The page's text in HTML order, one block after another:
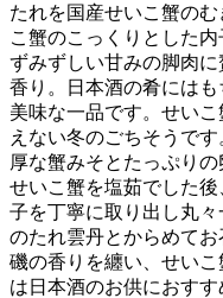
たれを国産せいこ蟹の
こ蟹のこっくりとした
ずみずしい甘みの脚肉
香り。日本酒の肴には
美味な一品です。せい
えない冬のごちそうで
厚な蟹みそとたっぷり
せいこ蟹を塩茹でした
子を丁寧に取り出し丸
のたれ雲丹とからめて
磯の香りを纏い、せい
は日本酒のお供におすす